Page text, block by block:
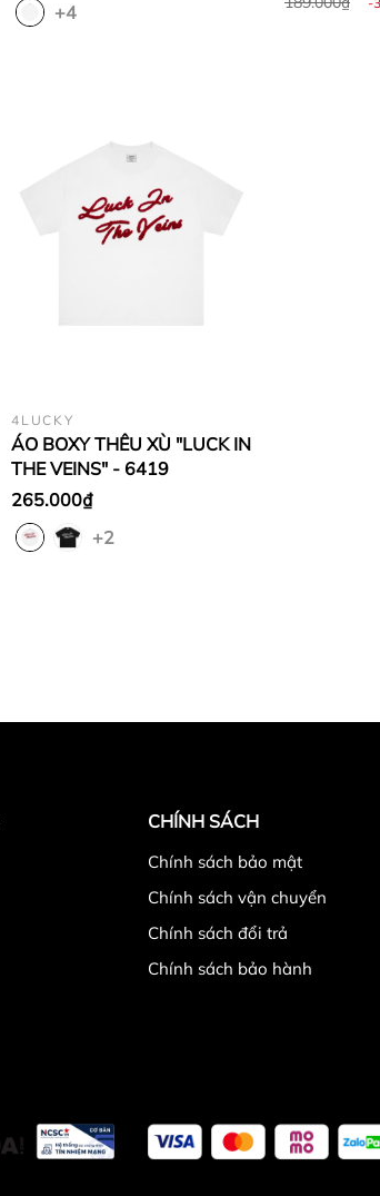
+4
4LUCKY
ÁO BOXY THÊU XÙ "LUCK IN
THE VEINS" - 6419
265.000₫
+2
CHÍNH SÁCH
Chính sách bảo mật
Chính sách vận chuyển
Chính sách đổi trả
Chính sách bảo hành